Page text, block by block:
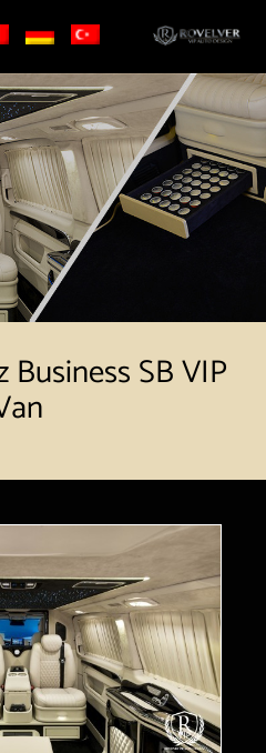
Business SB VIP